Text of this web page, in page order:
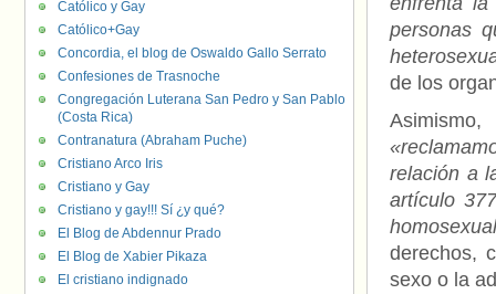
personas
de los
relación a
artículo
derechos,
sexo o la
Católico y Gay
Católico+Gay
Concordia, el blog de Oswaldo Gallo Serrato
Confesiones de Trasnoche
Congregación Luterana San Pedro y San Pablo
(Costa Rica)
Contranatura (Abraham Puche)
Cristiano Arco Iris
Cristiano y Gay
Cristiano y gay!!! Sí ¿y qué?
El Blog de Abdennur Prado
El Blog de Xabier Pikaza
El cristiano indignado